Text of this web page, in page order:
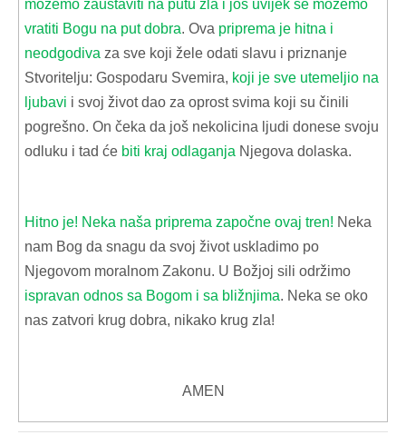
možemo zaustaviti na putu zla i još uvijek se možemo
vratiti Bogu na put dobra. Ova priprema je hitna i
neodgodiva za sve koji žele odati slavu i priznanje
Stvoritelju: Gospodaru Svemira, koji je sve utemeljio na
ljubavi i svoj život dao za oprost svima koji su činili
pogrešno. On čeka da još nekolicina ljudi donese svoju
odluku i tad će biti kraj odlaganja Njegova dolaska.
Hitno je! Neka naša priprema započne ovaj tren! Neka
nam Bog da snagu da svoj život uskladimo po
Njegovom moralnom Zakonu. U Božjoj sili održimo
ispravan odnos sa Bogom i sa bližnjima. Neka se oko
nas zatvori krug dobra, nikako krug zla!
AMEN